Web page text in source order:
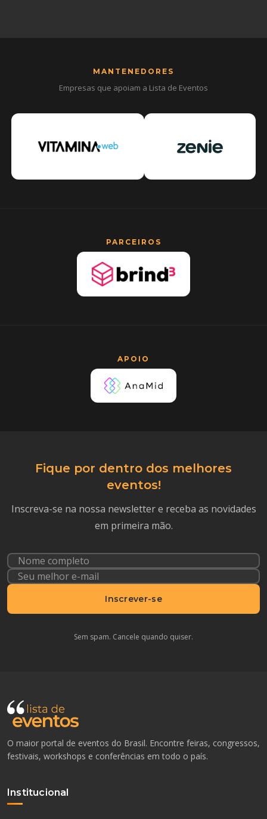
MANTENEDORES
Empresas que apoiam a Lista de Eventos
PARCEIROS
APOIO
Fique por dentro dos melhores
eventos!
Inscreva-se na nossa newsletter e receba as novidades
em primeira mão.
Inscrever-se
Sem spam. Cancele quando quiser.
O maior portal de eventos do Brasil. Encontre feiras, congressos,
festivais, workshops e conferências em todo o país.
Institucional